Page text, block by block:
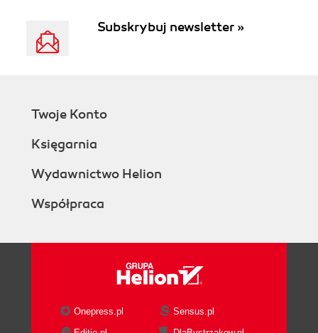
Subskrybuj newsletter »
Twoje Konto
Księgarnia
Wydawnictwo Helion
Współpraca
Onepress.pl
Sensus.pl